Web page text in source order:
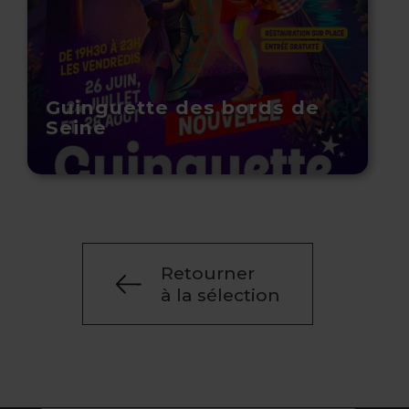
Guinguette des bords de
Seine
Retourner
à la sélection